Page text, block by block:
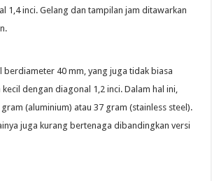
1,4 inci. Gelang dan tampilan jam ditawarkan
berdiameter 40 mm, yang juga tidak biasa
dengan diagonal 1,2 inci. Dalam hal ini,
(aluminium) atau 37 gram (stainless steel).
juga kurang bertenaga dibandingkan versi